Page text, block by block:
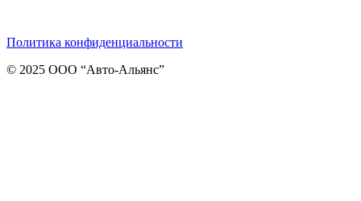
Политика конфиденциальности
© 2025 ООО “Авто-Альянс”